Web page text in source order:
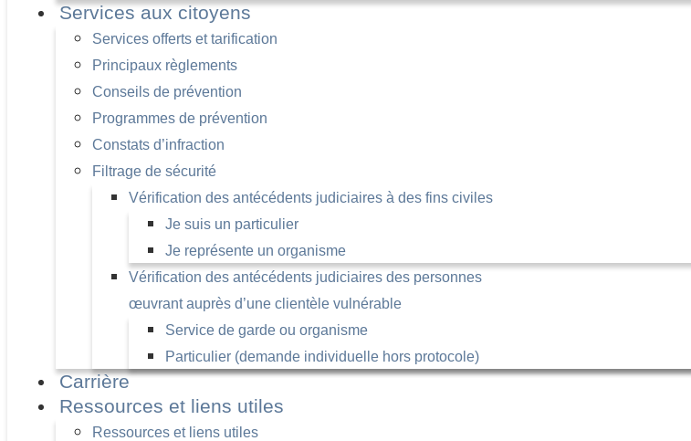
Services aux citoyens
Services offerts et tarification
Principaux règlements
Conseils de prévention
Programmes de prévention
Constats d’infraction
Filtrage de sécurité
Vérification des antécédents judiciaires à des fins civiles
Je suis un particulier
Je représente un organisme
Vérification des antécédents judiciaires des personnes
œuvrant auprès d’une clientèle vulnérable
Service de garde ou organisme
Particulier (demande individuelle hors protocole)
Carrière
Ressources et liens utiles
Ressources et liens utiles